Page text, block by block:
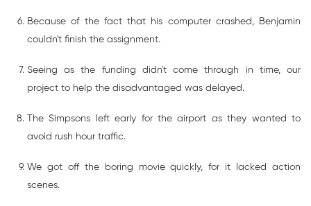
Because of the fact that his computer crashed, Benjamin
couldn't finish the assignment.
Seeing as the funding didn't come through in time, our
project to help the disadvantaged was delayed.
The Simpsons left early for the airport as they wanted to
avoid rush hour traffic.
We got off the boring movie quickly, for it lacked action
scenes.